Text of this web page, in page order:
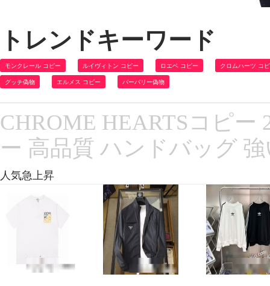
トレンドキーワード
モンクレール コピー ルイヴィトン コピー ロエベ コピー クロムハーツ コ
グッチ偽物 エルメス コピー バーバリー偽物
CHROME HEARTSコピ
ー 高品質 ハンドバッグ
人気急上昇